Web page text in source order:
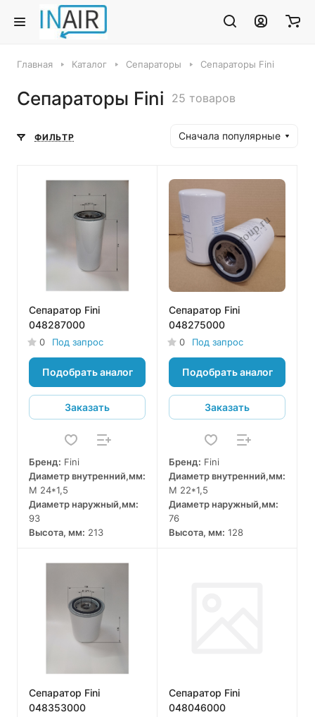
Главная Каталог Сепараторы Сепараторы Fini
Сепараторы Fini 25 товаров
ФИЛЬТР Сначала популярные
Сепаратор Fini
048287000
0 Под запрос
Подобрать аналог
Заказать
Бренд: Fini
Диаметр внутренний,мм:
M 24*1,5
Диаметр наружный,мм:
93
Высота, мм: 213
Сепаратор Fini
048275000
0 Под запрос
Подобрать аналог
Заказать
Бренд: Fini
Диаметр внутренний,мм:
M 22*1,5
Диаметр наружный,мм:
76
Высота, мм: 128
Сепаратор Fini
048353000
Сепаратор Fini
048046000